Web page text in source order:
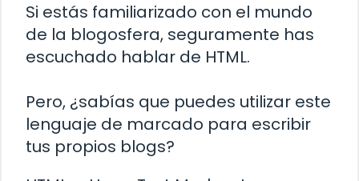
Si estás familiarizado con el mundo
de la blogosfera, seguramente has
escuchado hablar de HTML.
Pero, ¿sabías que puedes utilizar este
lenguaje de marcado para escribir
tus propios blogs?